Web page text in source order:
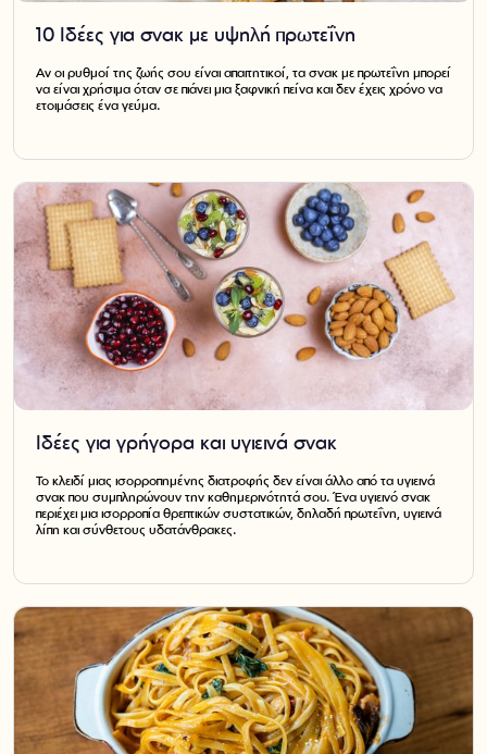
10 Ιδέες για σνακ με υψηλή πρωτεΐνη
Αν οι ρυθμοί της ζωής σου είναι απαιτητικοί, τα σνακ με πρωτεΐνη μπορεί
να είναι χρήσιμα όταν σε πιάνει μια ξαφνική πείνα και δεν έχεις χρόνο να
ετοιμάσεις ένα γεύμα.
Ιδέες για γρήγορα και υγιεινά σνακ
Το κλειδί μιας ισορροπημένης διατροφής δεν είναι άλλο από τα υγιεινά
σνακ που συμπληρώνουν την καθημερινότητά σου. Ένα υγιεινό σνακ
περιέχει μια ισορροπία θρεπτικών συστατικών, δηλαδή πρωτεΐνη, υγιεινά
λίπη και σύνθετους υδατάνθρακες.